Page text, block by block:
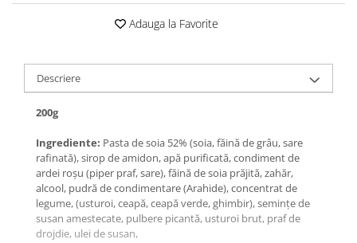
Adauga la Favorite
Descriere
200g
Ingrediente: Pasta de soia 52% (soia, făină de grâu, sare
rafinată), sirop de amidon, apă purificată, condiment de
ardei roșu (piper praf, sare), făină de soia prăjită, zahăr,
alcool, pudră de condimentare (Arahide), concentrat de
legume, (usturoi, ceapă, ceapă verde, ghimbir), semințe de
susan amestecate, pulbere picantă, usturoi brut, praf de
drojdie, ulei de susan,